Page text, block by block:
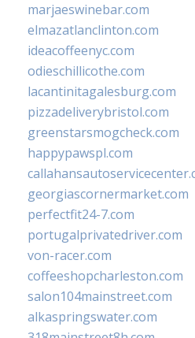
marjaeswinebar.com
elmazatlanclinton.com
ideacoffeenyc.com
odieschillicothe.com
lacantinitagalesburg.com
pizzadeliverybristol.com
greenstarsmogcheck.com
happypawspl.com
georgiascornermarket.com
perfectfit24-7.com
portugalprivatedriver.com
von-racer.com
coffeeshopcharleston.com
salon104mainstreet.com
alkaspringswater.com